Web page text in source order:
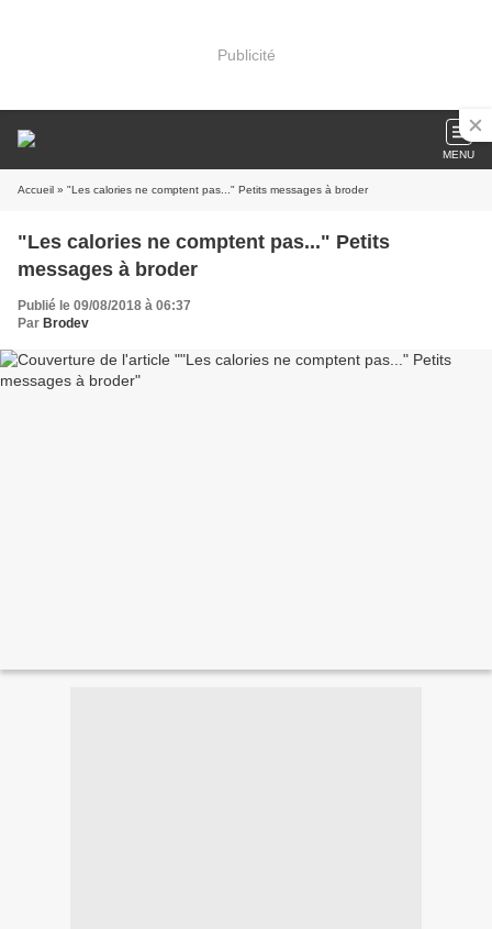
Publicité
MENU
Accueil » "Les calories ne comptent pas..." Petits messages à broder
"Les calories ne comptent pas..." Petits
messages à broder
Publié le 09/08/2018 à 06:37
Par Brodev